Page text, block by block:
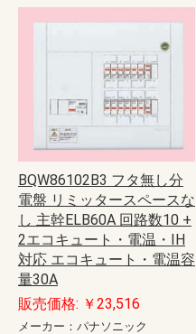
BQW86102B3 フタ無し分
電盤 リミッタースペースな
し 主幹ELB60A 回路数10 +
2エコキュート・電温・IH
対応 エコキュート・電温容
量30A
販売価格: ￥23,516
メーカー：パナソニック